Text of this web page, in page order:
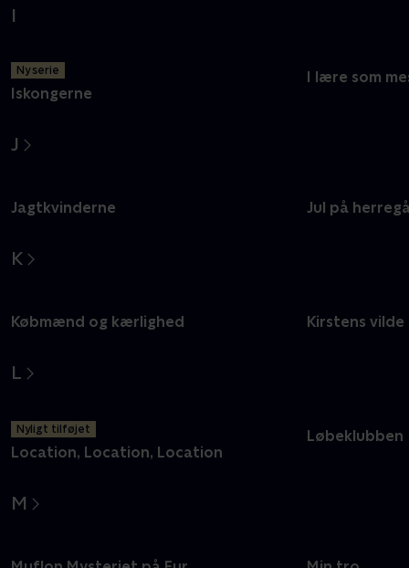
I
Ny serie
Iskongerne
I lære som
J
Jagtkvinderne Jul på
K
Købmænd og kærlighed Kirstens vilde
L
Nyligt tilføjet
Location, Location, Location
Løbeklubben
M